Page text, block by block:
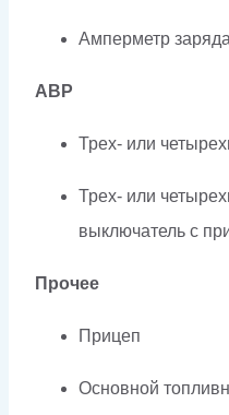
Амперметр заряда
АВР
Трех- или
Трех- или
выключатель с
Прочее
Прицеп
Основной